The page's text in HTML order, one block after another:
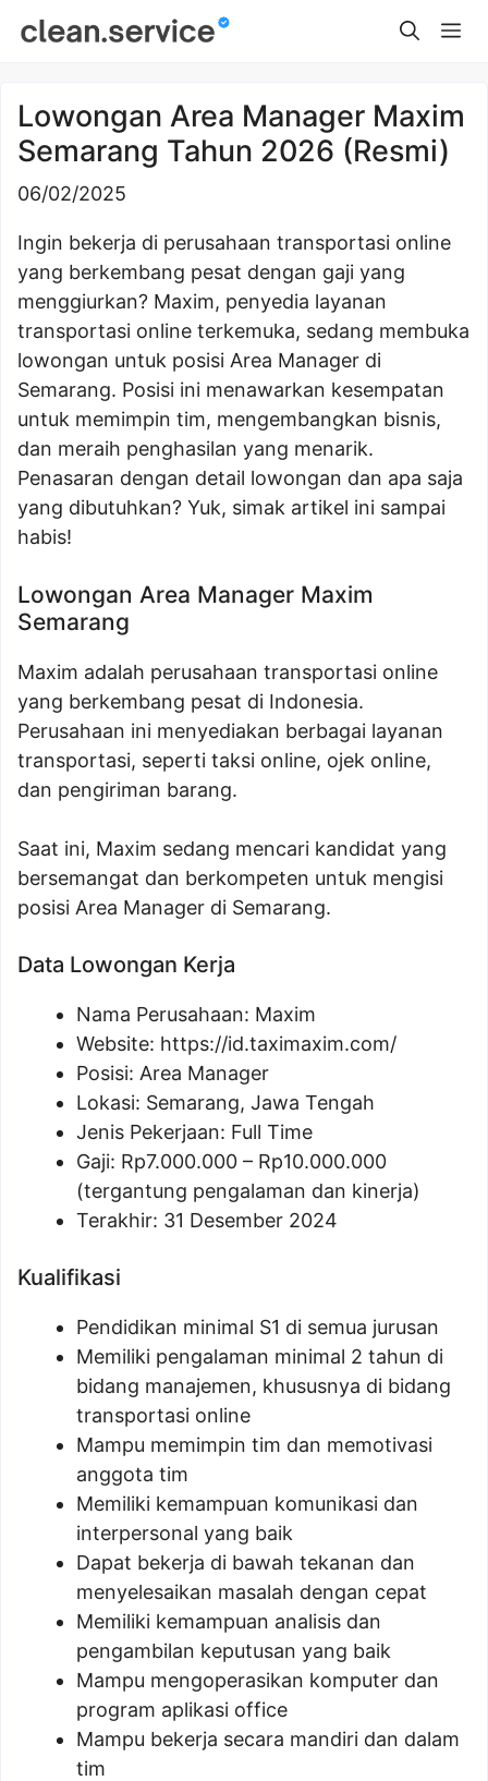
Lowongan Area Manager Maxim
Semarang Tahun 2026 (Resmi)
06/02/2025
Ingin bekerja di perusahaan transportasi online
yang berkembang pesat dengan gaji yang
menggiurkan? Maxim, penyedia layanan
transportasi online terkemuka, sedang membuka
lowongan untuk posisi Area Manager di
Semarang. Posisi ini menawarkan kesempatan
untuk memimpin tim, mengembangkan bisnis,
dan meraih penghasilan yang menarik.
Penasaran dengan detail lowongan dan apa saja
yang dibutuhkan? Yuk, simak artikel ini sampai
habis!
Lowongan Area Manager Maxim
Semarang
Maxim adalah perusahaan transportasi online
yang berkembang pesat di Indonesia.
Perusahaan ini menyediakan berbagai layanan
transportasi, seperti taksi online, ojek online,
dan pengiriman barang.
Saat ini, Maxim sedang mencari kandidat yang
bersemangat dan berkompeten untuk mengisi
posisi Area Manager di Semarang.
Data Lowongan Kerja
Nama Perusahaan: Maxim
Website: https://id.taximaxim.com/
Posisi: Area Manager
Lokasi: Semarang, Jawa Tengah
Jenis Pekerjaan: Full Time
Gaji: Rp7.000.000 – Rp10.000.000
(tergantung pengalaman dan kinerja)
Terakhir: 31 Desember 2024
Kualifikasi
Pendidikan minimal S1 di semua jurusan
Memiliki pengalaman minimal 2 tahun di
bidang manajemen, khususnya di bidang
transportasi online
Mampu memimpin tim dan memotivasi
anggota tim
Memiliki kemampuan komunikasi dan
interpersonal yang baik
Dapat bekerja di bawah tekanan dan
menyelesaikan masalah dengan cepat
Memiliki kemampuan analisis dan
pengambilan keputusan yang baik
Mampu mengoperasikan komputer dan
program aplikasi office
Mampu bekerja secara mandiri dan dalam
tim